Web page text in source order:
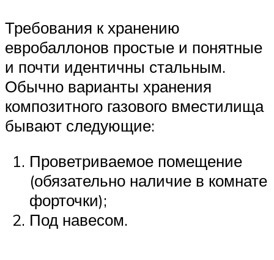
Требования к хранению
евробаллонов простые и понятные
и почти идентичны стальным.
Обычно варианты хранения
композитного газового вместилища
бывают следующие:
Проветриваемое помещение
(обязательно наличие в комнате
форточки);
Под навесом.